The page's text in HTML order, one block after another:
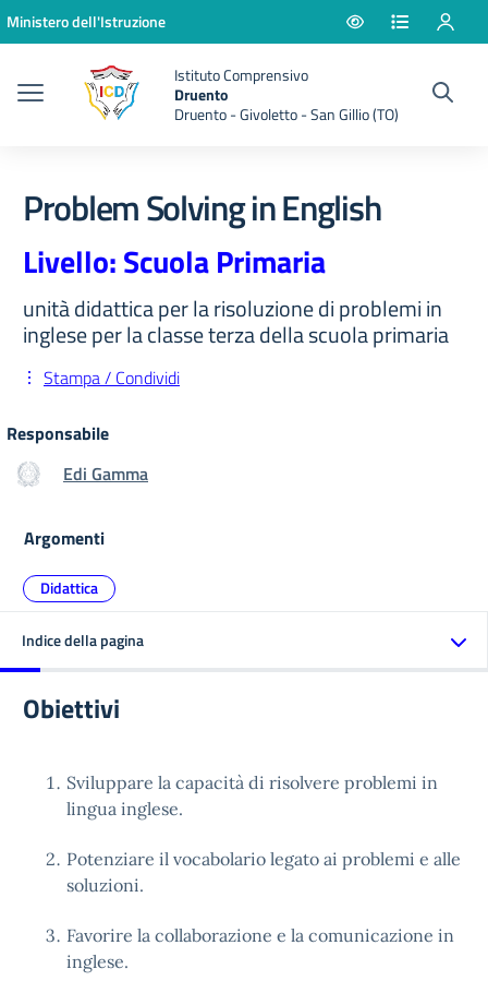
Vai ai contenuti
Vai al menu di navigazione
Vai al footer
Ministero dell'Istruzione
Istituto Comprensivo
Druento
Druento - Givoletto - San Gillio (TO)
Problem Solving in English
Livello: Scuola Primaria
unità didattica per la risoluzione di problemi in
inglese per la classe terza della scuola primaria
Stampa / Condividi
Responsabile
Edi Gamma
Argomenti
Didattica
Indice della pagina
Obiettivi
Sviluppare la capacità di risolvere problemi in
lingua inglese.
Potenziare il vocabolario legato ai problemi e alle
soluzioni.
Favorire la collaborazione e la comunicazione in
inglese.